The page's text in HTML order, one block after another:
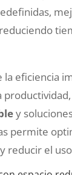
la eficiencia
y
permite
reducir el